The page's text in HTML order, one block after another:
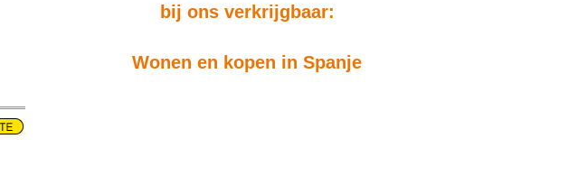
bij ons verkrijgbaar:
Wonen en kopen in Spanje